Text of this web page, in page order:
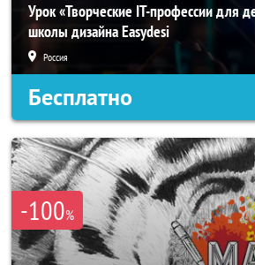
Урок «Творческие IT-профессии для
школы дизайна Easydesi
Россия
Бесплатно
-100%